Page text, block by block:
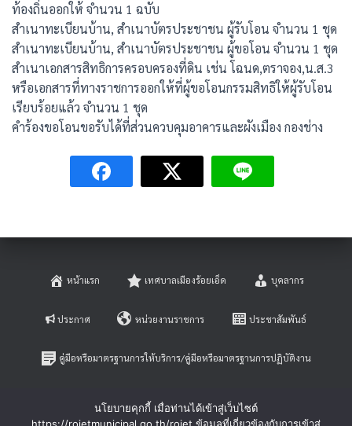
ท้องถิ่นออกให้ จำนวน 1 ฉบับ
สำเนาทะเบียนบ้าน, สำเนาบัตรประชาชน ผู้รับโอน จำนวน 1 ชุด
สำเนาทะเบียนบ้าน, สำเนาบัตรประชาชน ผู้ขอโอน จำนวน 1 ชุด
สำเนาเอกสารสิทธิการครอบครองที่ดิน เช่น โฉนด,ตราจอง,น.ส.3
หรือเอกสารที่ทางราชการออกให้ที่ผู้ขอโอนกรรมสิทธิให้ผู้รับโอน
เรียบร้อยแล้ว จำนวน 1 ชุด
คำร้องขอโอนขอรับได้ที่ส่วนควบคุมอาคารและผังเมือง กองช่าง
หน้าแรก เทศบาลเมืองร้อยเอ็ด บุคลากร
ประกาศ หน่วยงานราชการ ประชาสัมพันธ์
คู่มือหรือมาตรฐานการให้บริการ/คู่มือหรือมาตรฐานการปฏิบัติงาน
นโยบายคุกกี้ เมื่อท่านได้เข้าสู่เว็บไซต์